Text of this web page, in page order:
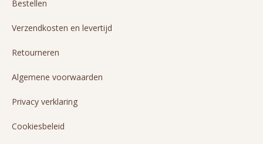
Bestellen
Verzendkosten en levertijd
Retourneren
Algemene voorwaarden
Privacy verklaring
Cookiesbeleid